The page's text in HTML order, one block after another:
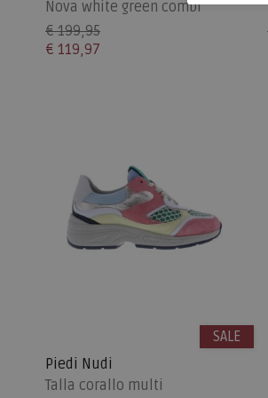
Nova white green combi
€ 199,95
€ 119,97
Piedi Nudi
Talla corallo multi
SALE